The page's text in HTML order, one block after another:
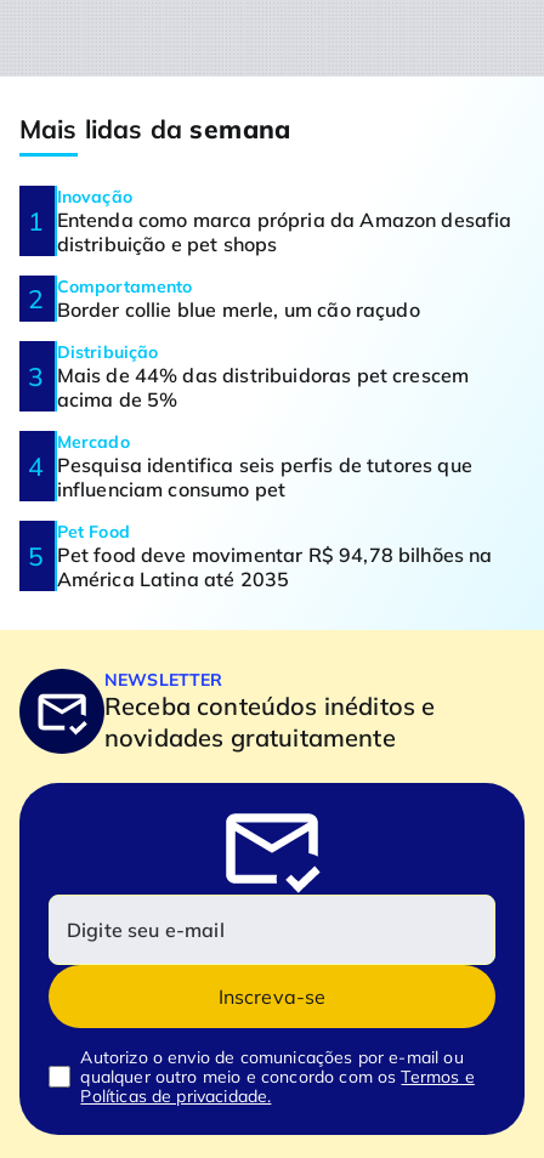
Mais lidas dasemana
Inovação
Entenda como marca própria da Amazon desafia
distribuição e pet shops
Comportamento
Border collie blue merle, um cão raçudo
Distribuição
Mais de 44% das distribuidoras pet crescem
acima de 5%
Mercado
Pesquisa identifica seis perfis de tutores que
influenciam consumo pet
Pet Food
Pet food deve movimentar R$ 94,78 bilhões na
América Latina até 2035
NEWSLETTER
Receba conteúdos inéditos e
novidades gratuitamente
Inscreva-se
Autorizo o envio de comunicações por e-mail ou
qualquer outro meio e concordo com osTermos e
Políticas de privacidade.